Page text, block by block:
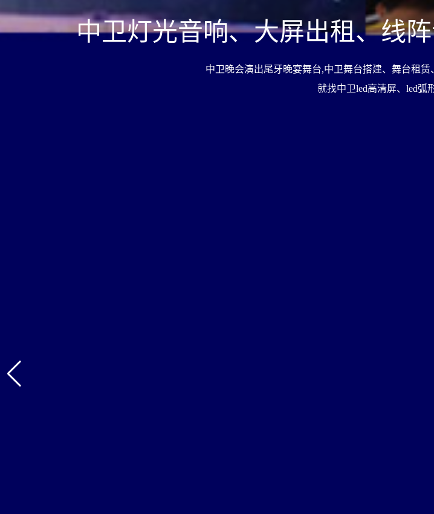
中卫灯光音响、大屏出租、线
中卫晚会演出尾牙晚宴舞台,中卫舞台搭建、舞台租
就找中卫led高清屏、led弧